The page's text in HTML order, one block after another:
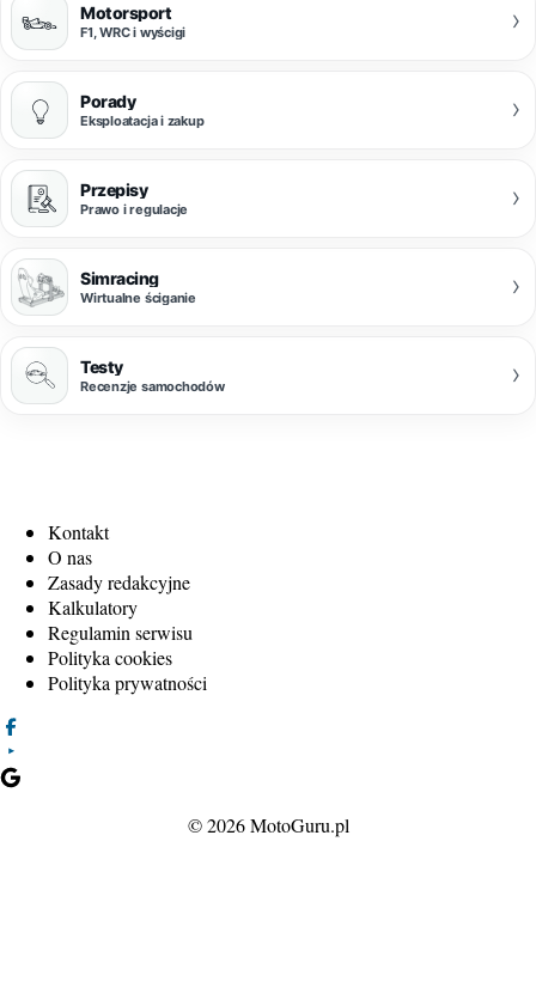
Motorsport
F1, WRC i wyścigi ›
Porady
Eksploatacja i zakup ›
Przepisy
Prawo i regulacje ›
Simracing
Wirtualne ściganie ›
Testy
Recenzje samochodów ›
Kontakt
O nas
Zasady redakcyjne
Kalkulatory
Regulamin serwisu
Polityka cookies
Polityka prywatności
© 2026 MotoGuru.pl